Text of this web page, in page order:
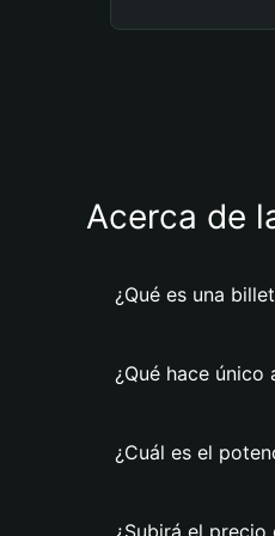
Acerca de
¿Qué es una
¿Qué hace único
¿Cuál es el
¿Subirá el